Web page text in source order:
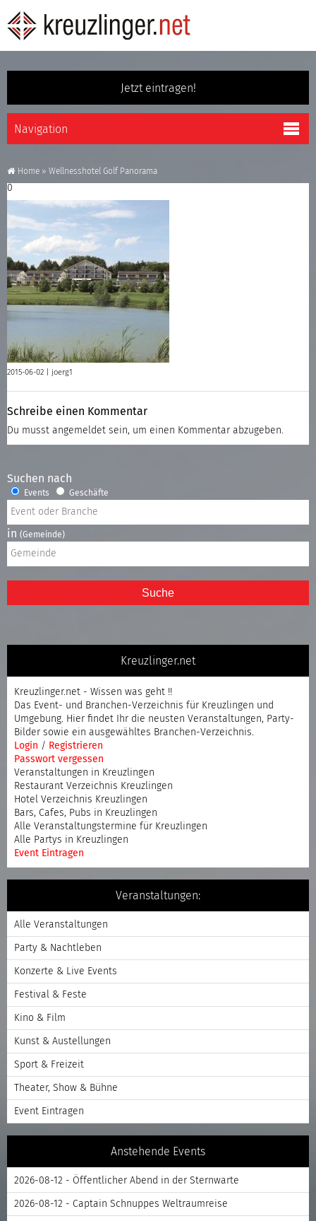
Jetzt eintragen!
Home » Wellnesshotel Golf Panorama
0
2015-06-02 | joerg1
Schreibe einen Kommentar
Du musst angemeldet sein, um einen Kommentar abzugeben.
Suchen nach
Events Geschäfte
in (Gemeinde)
Suche
Kreuzlinger.net
Kreuzlinger.net - Wissen was geht !!
Das Event- und Branchen-Verzeichnis für Kreuzlingen und
Umgebung. Hier findet Ihr die neusten Veranstaltungen, Party-
Bilder sowie ein ausgewähltes Branchen-Verzeichnis.
Login / Registrieren
Passwort vergessen
Veranstaltungen in Kreuzlingen
Restaurant Verzeichnis Kreuzlingen
Hotel Verzeichnis Kreuzlingen
Bars, Cafes, Pubs in Kreuzlingen
Alle Veranstaltungstermine für Kreuzlingen
Alle Partys in Kreuzlingen
Event Eintragen
Veranstaltungen:
Alle Veranstaltungen
Party & Nachtleben
Konzerte & Live Events
Festival & Feste
Kino & Film
Kunst & Austellungen
Sport & Freizeit
Theater, Show & Bühne
Event Eintragen
Anstehende Events
2026-08-12 - Öffentlicher Abend in der Sternwarte
2026-08-12 - Captain Schnuppes Weltraumreise